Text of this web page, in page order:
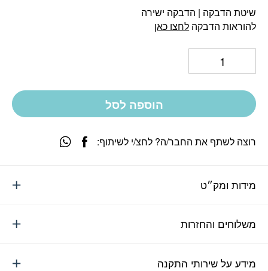
שיטת הדבקה | הדבקה ישירה
להוראות הדבקה לחצו כאן
הוספה לסל
מידות ומק״ט
משלוחים והחזרות
מידע על שירותי התקנה
רוצה לשתף את החבר/ה? לחצ/י לשיתוף: